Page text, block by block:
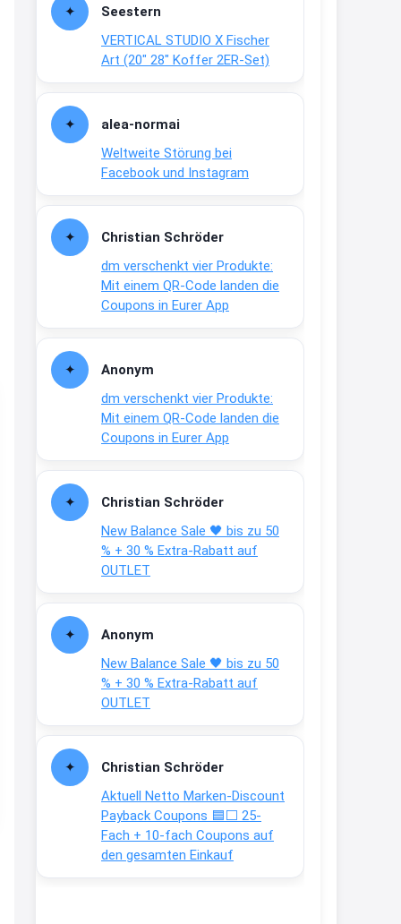
Seestern
VERTICAL STUDIO X Fischer
Art (20″ 28″ Koffer 2ER-Set)
alea-normai
Weltweite Störung bei
Facebook und Instagram
Christian Schröder
dm verschenkt vier Produkte:
Mit einem QR-Code landen die
Coupons in Eurer App
Anonym
dm verschenkt vier Produkte:
Mit einem QR-Code landen die
Coupons in Eurer App
Christian Schröder
New Balance Sale 🖤 bis zu 50
% + 30 % Extra-Rabatt auf
OUTLET
Anonym
New Balance Sale 🖤 bis zu 50
% + 30 % Extra-Rabatt auf
OUTLET
Christian Schröder
Aktuell Netto Marken-Discount
Payback Coupons 🟦⬜ 25-
Fach + 10-fach Coupons auf
den gesamten Einkauf
An 01.08. / Sensodyne Rabatt 3€
/ max. 15.000www.erlebe-
↩
www.meineapotheke.de/
2:19
↩
Joachim
www.linda.de/vorteile/coupons/...
2:21
↩
Gratis Hitzewarn-Aufkleber /
verfärbt sich ab 28 Grad /siehe
Text weiter unten
shop.bioeg.de/aufkleber-
achtun...
↩
Joachim
Gratis personalisierte 7-Tage
Ration Micronährstoffe/ Vitamine
↩
Joachim